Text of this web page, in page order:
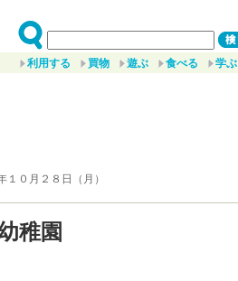
利用する 買物 遊ぶ 食べる 学ぶ
１０月２８日（月）
稚園